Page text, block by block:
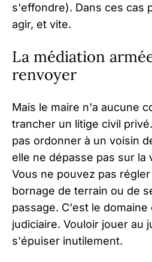
s'effondre). Dans ces cas
agir, et vite.
La médiation
renvoyer
Mais le maire n'a aucune
trancher un litige civil
pas ordonner à un voisin
elle ne dépasse pas sur la
Vous ne pouvez pas
bornage de terrain ou de
passage. C'est le
judiciaire. Vouloir jouer au
s'épuiser inutilement.